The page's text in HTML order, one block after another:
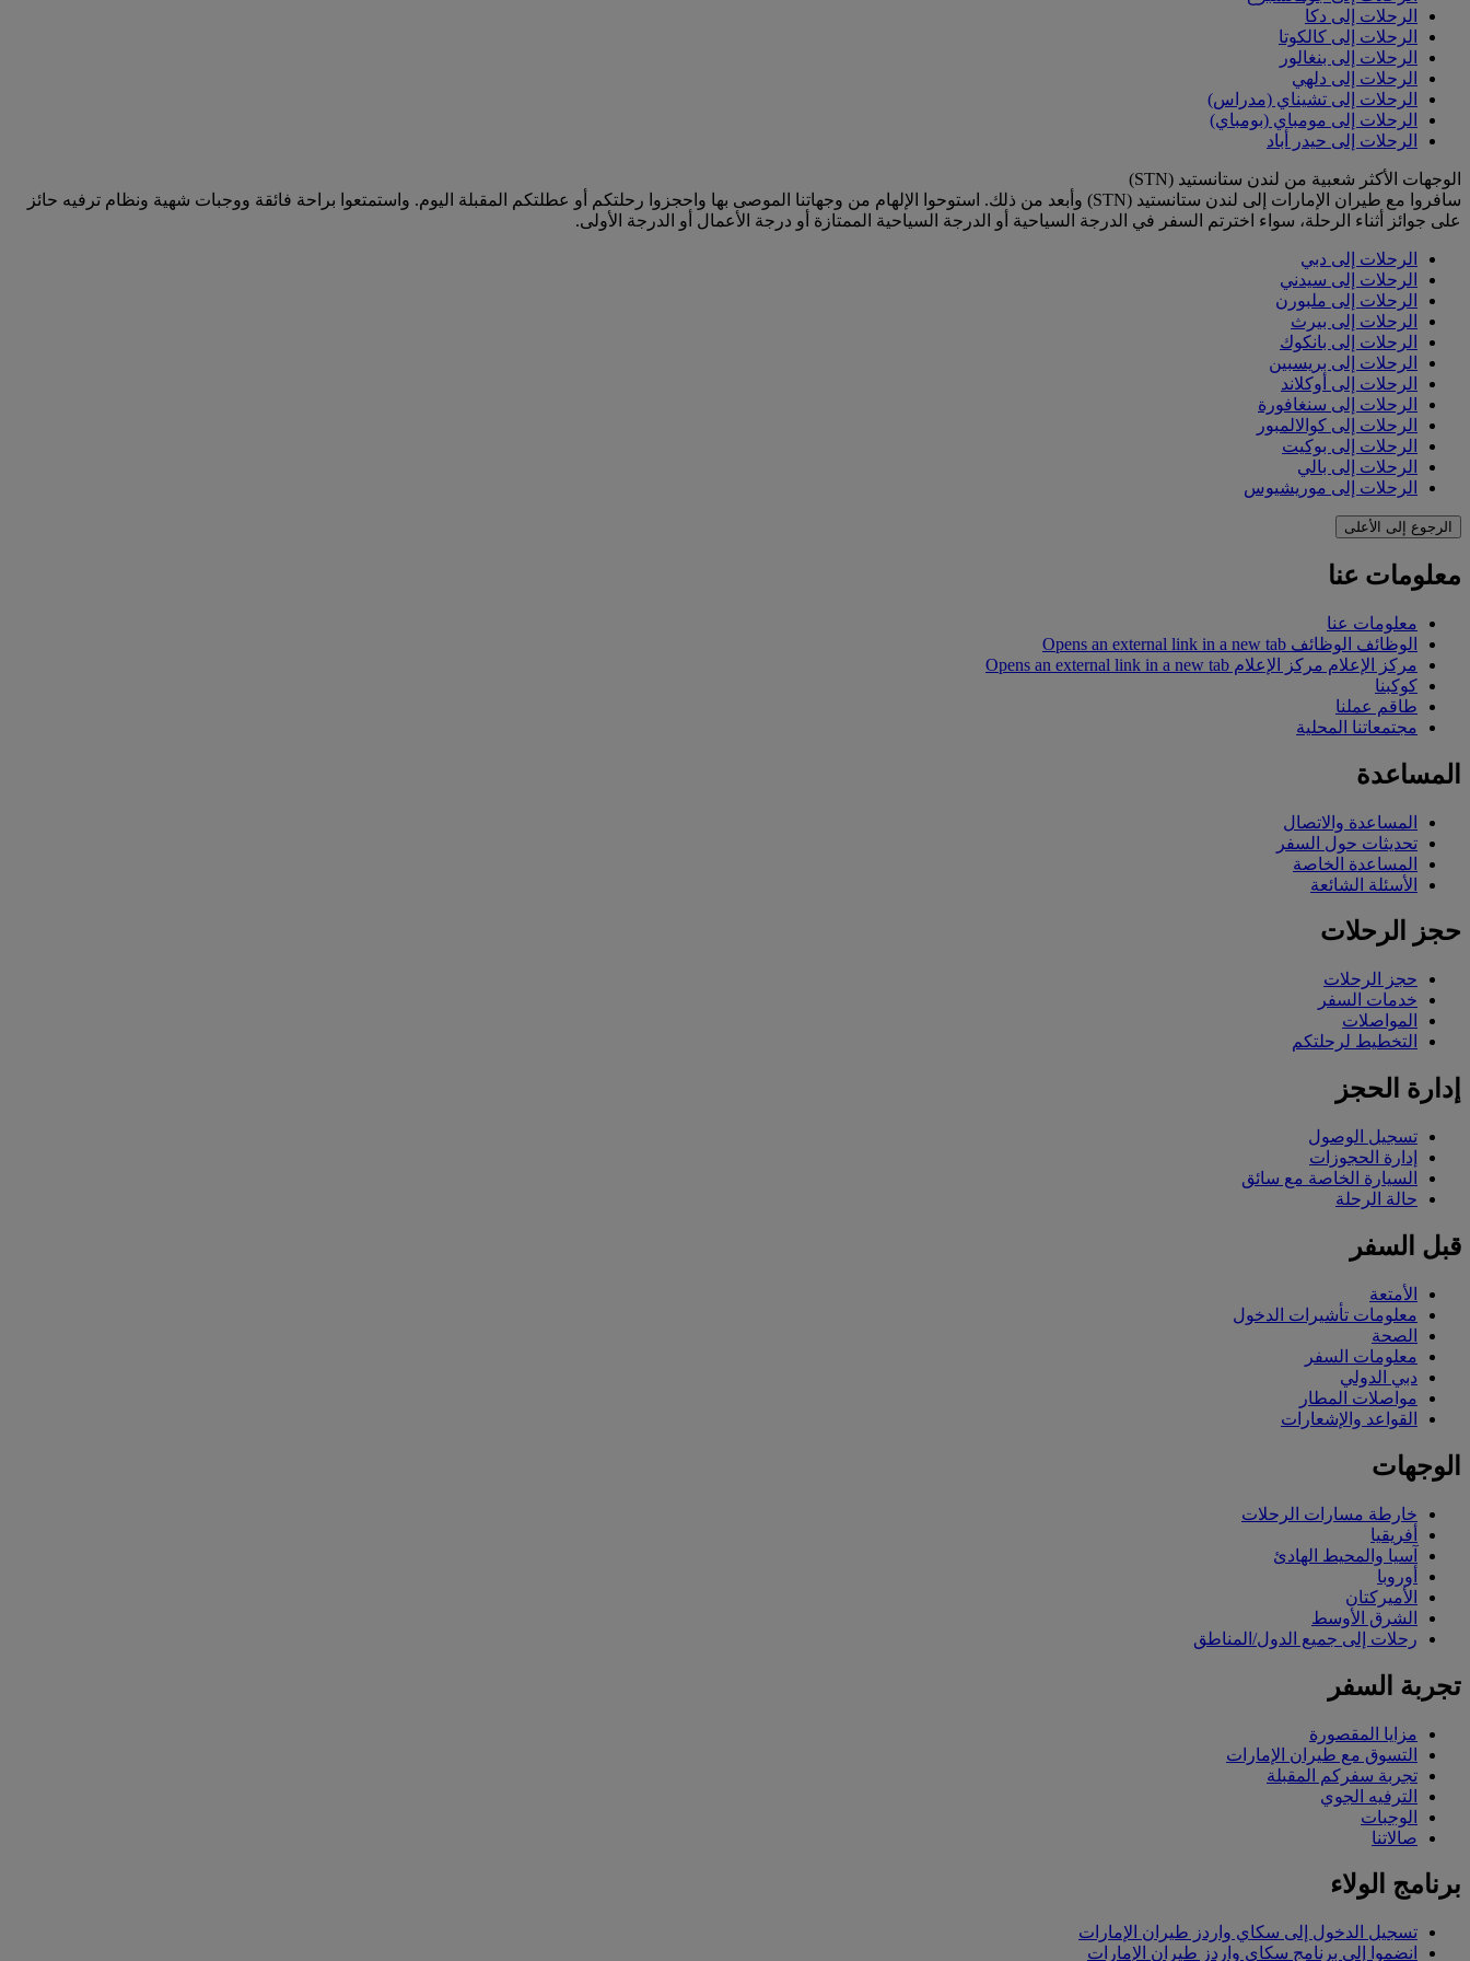
الرحلات إلى دكا
الرحلات إلى كالكوتا
الرحلات إلى بنغالور
الرحلات إلى دلهي
الرحلات إلى تشيناي (مدراس)
الرحلات إلى مومباي (بومباي)
الرحلات إلى حيدر أباد
الوجهات الأكثر شعبية من لندن ستانستيد (STN)
سافروا مع طيران الإمارات إلى لندن ستانستيد (STN) وأبعد من ذلك. استوحوا الإلهام من وجهاتنا الموصى بها واحجزوا رحلتكم أو عطلتكم المقبلة اليوم. واستمتعوا براحة فائقة ووجبات شهية ونظام ترفيه حائز
على جوائز أثناء الرحلة، سواء اخترتم السفر في الدرجة السياحية أو الدرجة السياحية الممتازة أو درجة الأعمال أو الدرجة الأولى.
الرحلات إلى دبي
الرحلات إلى سيدني
الرحلات إلى ملبورن
الرحلات إلى بيرث
الرحلات إلى بانكوك
الرحلات إلى بريسبين
الرحلات إلى أوكلاند
الرحلات إلى سنغافورة
الرحلات إلى كوالالمبور
الرحلات إلى بوكيت
الرحلات إلى بالي
الرحلات إلى موريشيوس
الرجوع إلى الأعلى
معلومات عنا
معلومات عنا
الوظائف الوظائف Opens an external link in a new tab
مركز الإعلام مركز الإعلام Opens an external link in a new tab
كوكبنا
طاقم عملنا
مجتمعاتنا المحلية
المساعدة
المساعدة والاتصال
تحديثات حول السفر
المساعدة الخاصة
الأسئلة الشائعة
حجز الرحلات
حجز الرحلات
خدمات السفر
المواصلات
التخطيط لرحلتكم
إدارة الحجز
تسجيل الوصول
إدارة الحجوزات
السيارة الخاصة مع سائق
حالة الرحلة
قبل السفر
الأمتعة
معلومات تأشيرات الدخول
الصحة
معلومات السفر
دبي الدولي
مواصلات المطار
القواعد والإشعارات
الوجهات
خارطة مسارات الرحلات
أفريقيا
آسيا والمحيط الهادئ
أوروبا
الأميركتان
الشرق الأوسط
رحلات إلى جميع الدول/المناطق
تجربة السفر
مزايا المقصورة
التسوق مع طيران الإمارات
تجربة سفركم المقبلة
الترفيه الجوي
الوجبات
صالاتنا
برنامج الولاء
تسجيل الدخول إلى سكاي واردز طيران الإمارات
انضموا إلى برنامج سكاي واردز طيران الإمارات